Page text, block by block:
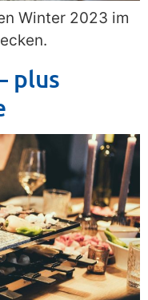
Winter 2023 im
plus